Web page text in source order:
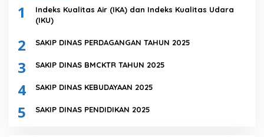
1
Indeks Kualitas Air (IKA) dan Indeks Kualitas Udara
(IKU)
2 SAKIP DINAS PERDAGANGAN TAHUN 2025
3 SAKIP DINAS BMCKTR TAHUN 2025
4 SAKIP DINAS KEBUDAYAAN 2025
5 SAKIP DINAS PENDIDIKAN 2025